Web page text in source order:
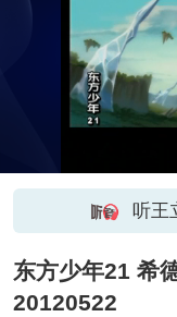
听王
东方少年21 希
20120522